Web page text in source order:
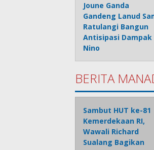
Joune Ganda
Gandeng Lanud
Ratulangi Bangun
Antisipasi Dampak
Nino
BERITA
Sambut HUT ke-81
Kemerdekaan RI,
Wawali Richard
Sualang Bagikan